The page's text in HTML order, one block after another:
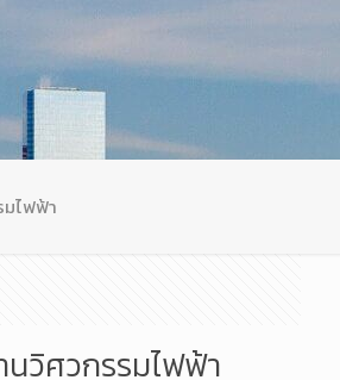
มไฟฟ้า
นวิศวกรรมไฟฟ้า